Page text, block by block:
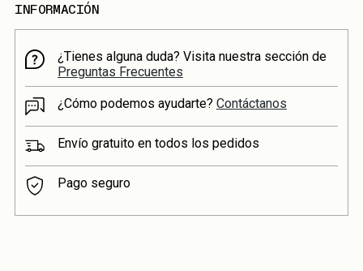
INFORMACIÓN
¿Tienes alguna duda? Visita nuestra sección de
Preguntas Frecuentes
¿Cómo podemos ayudarte? Contáctanos
Envío gratuito en todos los pedidos
Pago seguro